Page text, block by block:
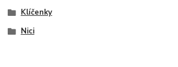
Klíčenky
Nici